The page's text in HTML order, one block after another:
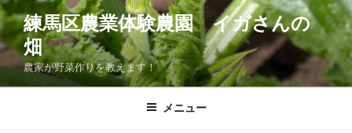
コ
ン
テ
ン
ツ
練馬区農業体験農園 イガさんの
畑
農家が野菜作りを教えます！
メニュー